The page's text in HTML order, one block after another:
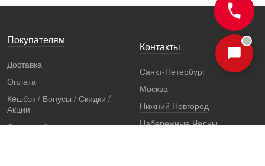
Покупателям
Доставка
Оплата
Кeшбэк / Бонусы / Скидки /
Акции
Остерегайтесь подделок
Контакты
Санкт-Петербург
Москва
Нижний Новгород
Набережные Челны